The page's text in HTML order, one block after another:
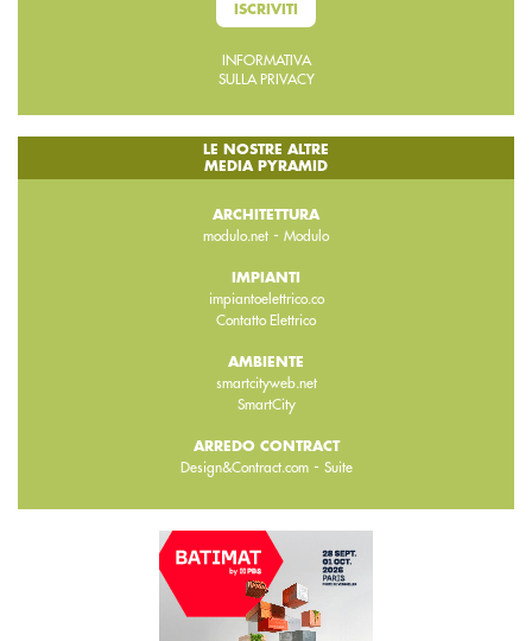
ISCRIVITI
INFORMATIVA
SULLA PRIVACY
LE NOSTRE ALTRE
MEDIA PYRAMID
ARCHITETTURA
modulo.net - Modulo
IMPIANTI
impiantoelettrico.co
Contatto Elettrico
AMBIENTE
smartcityweb.net
SmartCity
ARREDO CONTRACT
Design&Contract.com- Suite